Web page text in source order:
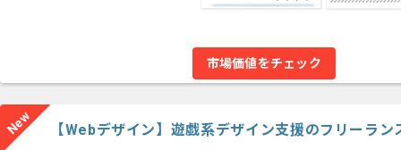
市場価値をチェック
New 【Webデザイン】遊戯系デザイン支援のフリーラン